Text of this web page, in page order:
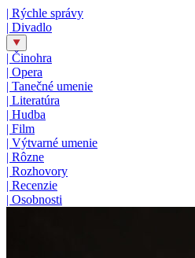
| Rýchle správy
| Divadlo
| Činohra
| Opera
| Tanečné umenie
| Literatúra
| Hudba
| Film
| Výtvarné umenie
| Rôzne
| Rozhovory
| Recenzie
| Osobnosti